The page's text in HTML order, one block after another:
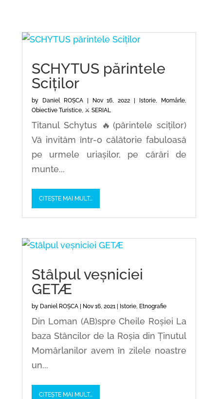
SCHYTUS părintele
Sciților
by Daniel ROȘCA| Nov 16, 2022 Istorie, Momârle,
Obiective Turistice, ⚔️ SERIAL
Titanul Schytus 🔥(părintele sciților)
Vă invităm într-o călătorie fabuloasă
pe urmele uriașilor, pe cărări de
munte...
CITEȘTE MAI MULT...
Stâlpul veșniciei
GETÆ
by Daniel ROȘCA| Nov 16, 2021| Istorie, Etnografie
Din Loman (AB)spre Cheile Roșiei La
baza Stâncilor de la Roșia din Ținutul
Momârlanilor avem în zilele noastre
un...
CITEȘTE MAI MULT...